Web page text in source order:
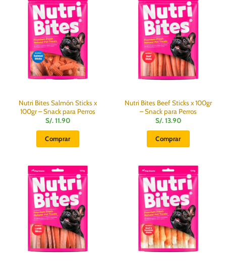
Nutri Bites Salmón Sticks x
100gr – Snack para Perros
S/.11.90
Comprar
Nutri Bites Beef Sticks x 100gr
– Snack para Perros
S/.13.90
Comprar